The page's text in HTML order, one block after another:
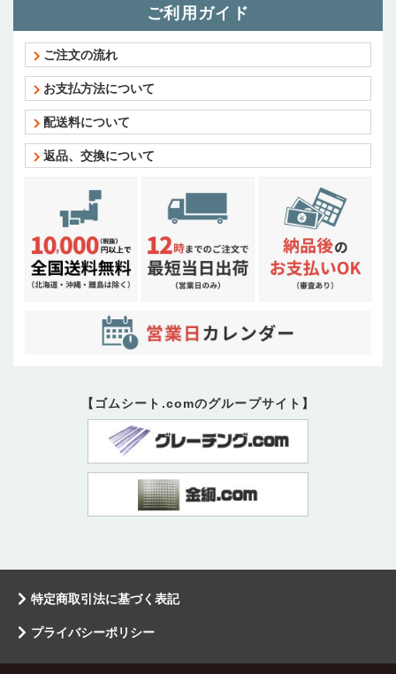
ご利用ガイド
ご注文の流れ
お支払方法について
配送料について
返品、交換について
【ゴムシート.comのグループサイト】
特定商取引法に基づく表記
プライバシーポリシー